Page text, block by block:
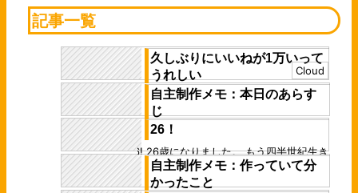
記事一覧
久しぶりにいいねが1万いって
うれしい
先日発表した作品ツイートのいいねが1万を
超えました 街を丸ごと1つblenderで作った
やつです いいねが1万を超えたの...
Cloud
自主制作メモ：本日のあらす
じ
最近の進捗をピックアップしてまとめる 最
近は主に、メインタワー前のシーンを進めて
います 今はカメラを置きながら、カメラ
ア...
26！
26! 26歳になりました。 もう四半世紀生き
てしまったことに対する実感がまだありま
せん 5年くらい前の僕が思い描いてい...
自主制作メモ：作っていて分
かったこと